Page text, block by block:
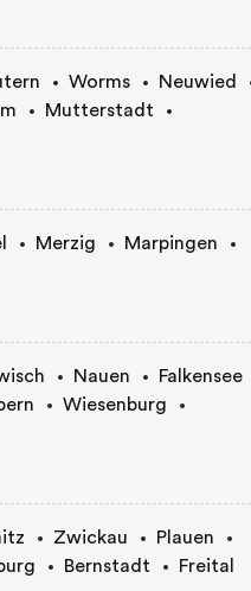
Worms
Neuwied
Mutterstadt
Merzig
Marpingen
Nauen
Falkensee
Wiesenburg
Zwickau
Plauen
Bernstadt Freital